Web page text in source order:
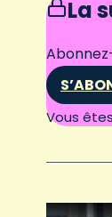
La
Vous